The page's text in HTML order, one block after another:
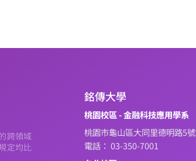
跨領域
定均比
銘傳大學
桃園校區 - 金融科技應用學系
桃園市龜山區大同里德明路5號
電話： 03-350-7001